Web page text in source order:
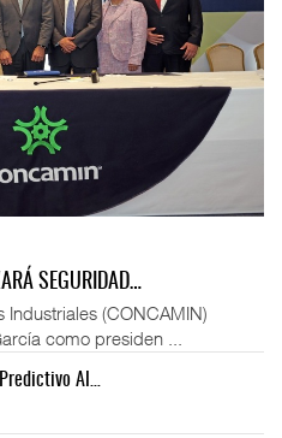
SEGURIDAD…
(CONCAMIN)
como presiden ...
Al…